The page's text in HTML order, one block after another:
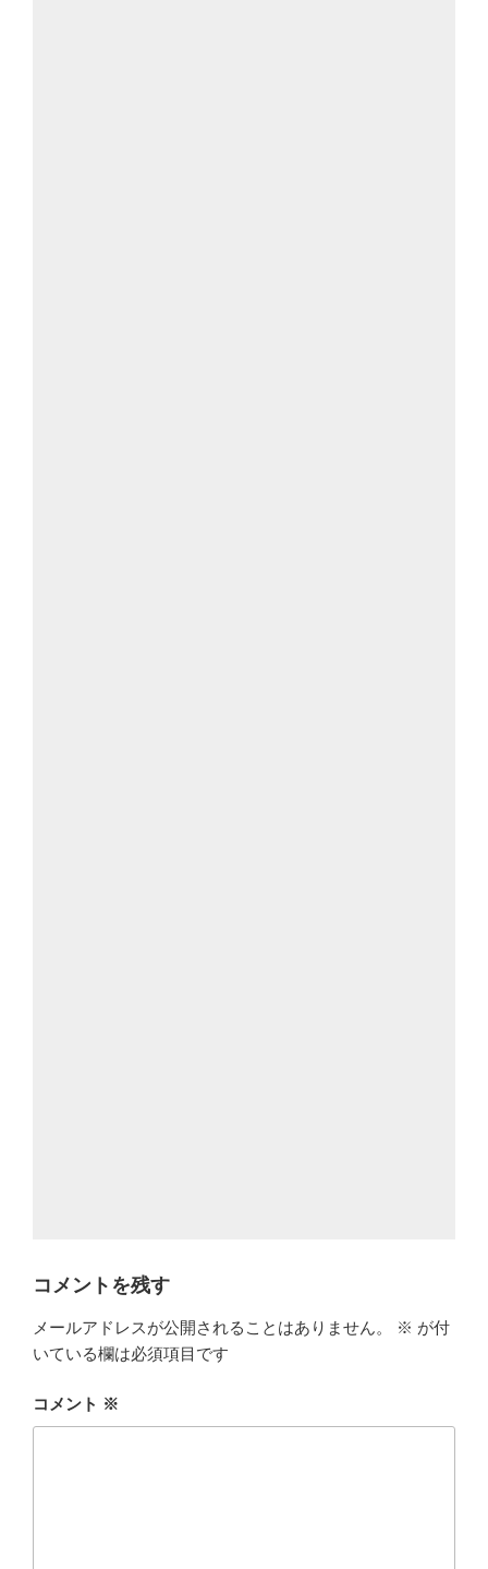
コメントを残す
メールアドレスが公開されることはありません。 ※ が付
いている欄は必須項目です
コメント ※